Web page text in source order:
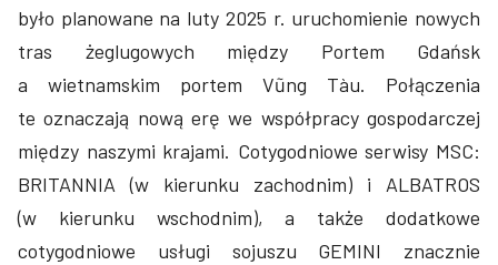
było planowane na luty 2025 r. uruchomienie nowych
tras żeglugowych między Portem Gdańsk
a wietnamskim portem Vũng Tàu. Połączenia
te oznaczają nową erę we współpracy gospodarczej
między naszymi krajami. Cotygodniowe serwisy MSC:
BRITANNIA (w kierunku zachodnim) i ALBATROS
(w kierunku wschodnim), a także dodatkowe
cotygodniowe usługi sojuszu GEMINI znacznie